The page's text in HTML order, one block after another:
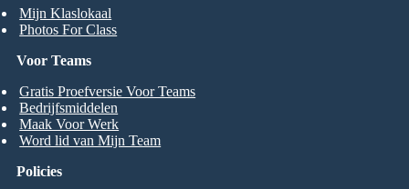
Mijn Klaslokaal
Photos For Class
Voor Teams
Gratis Proefversie Voor Teams
Bedrijfsmiddelen
Maak Voor Werk
Word lid van Mijn Team
Policies